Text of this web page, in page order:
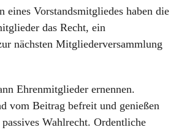
eines Vorstandsmitgliedes haben die
das Recht, ein
nächsten Mitgliederversammlung
Ehrenmitglieder ernennen.
vom Beitrag befreit und genießen
Wahlrecht. Ordentliche